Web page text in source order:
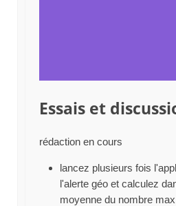
Essais et
rédaction en cours
lancez plusieurs fois
l'alerte géo et calculez
moyenne du nombre